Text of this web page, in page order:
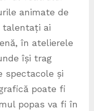
animate de
talentați ai
în atelierele
își trag
spectacole și
poate fi
popas va fi în